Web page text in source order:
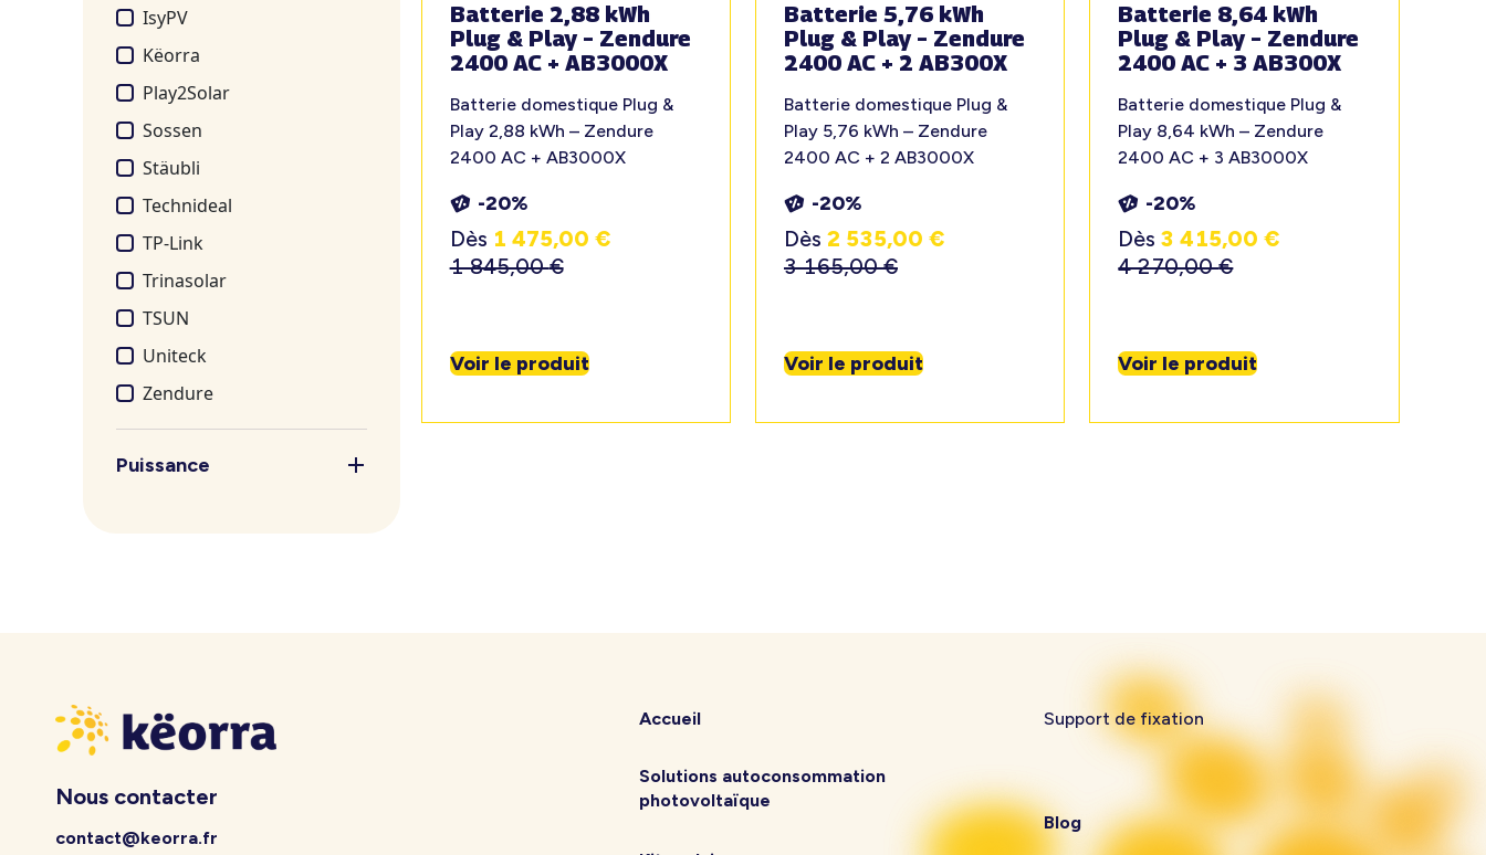
IsyPV
Këorra
Play2Solar
Sossen
Stäubli
Technideal
TP-Link
Trinasolar
TSUN
Uniteck
Zendure
Puissance
Batterie 2,88 kWh
Plug & Play – Zendure
2400 AC + AB3000X
Batterie domestique Plug &
Play 2,88 kWh – Zendure
2400 AC + AB3000X
-20%
Dès 1 475,00 €
1 845,00€
Voir le produit
Batterie 5,76 kWh
Plug & Play – Zendure
2400 AC + 2 AB300X
Batterie domestique Plug &
Play 5,76 kWh – Zendure
2400 AC + 2 AB3000X
-20%
Dès 2 535,00 €
3 165,00€
Voir le produit
Batterie 8,64 kWh
Plug & Play – Zendure
2400 AC + 3 AB300X
Batterie domestique Plug &
Play 8,64 kWh – Zendure
2400 AC + 3 AB3000X
-20%
Dès 3 415,00€
4 270,00€
Voir le produit
Nous contacter
contact@keorra.fr
Accueil
Solutions autoconsommation
photovoltaïque
Support de fixation
Blog